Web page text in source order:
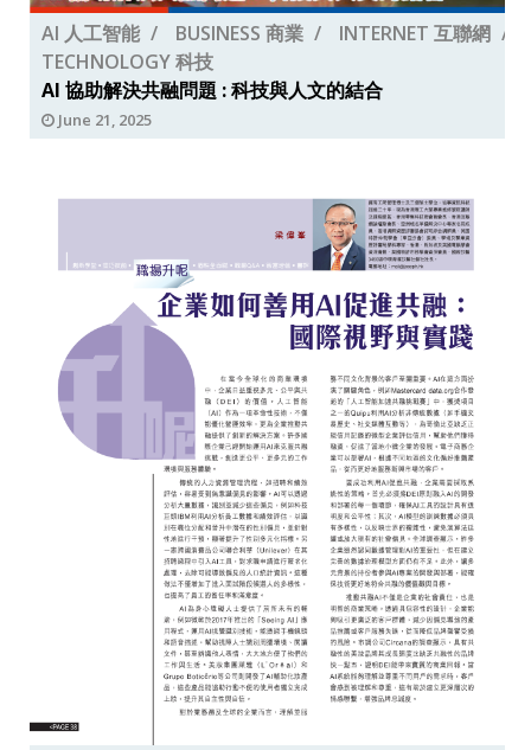
AI 人工智能 BUSINESS 商業
INTERNET 互聯網
TECHNOLOGY 科技
AI 協助解決共融問題 : 科技與人文的結合
June 21, 2025